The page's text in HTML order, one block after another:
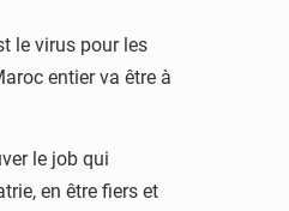
le virus pour les
entier va être à
le job qui
en être fiers et